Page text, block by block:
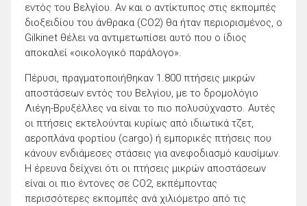
εντός του Βελγίου. Αν και ο αντίκτυπος στις εκπομπές
διοξειδίου του άνθρακα (CO2) θα ήταν περιορισμένος, ο
Gilkinet θέλει να αντιμετωπίσει αυτό που ο ίδιος
αποκαλεί «οικολογικό παράλογο».
Πέρυσι, πραγματοποιήθηκαν 1.800 πτήσεις μικρών
αποστάσεων εντός του Βελγίου, με το δρομολόγιο
Λιέγη-Βρυξέλλες να είναι το πιο πολυσύχναστο. Αυτές
οι πτήσεις εκτελούνται κυρίως από ιδιωτικά τζετ,
αεροπλάνα φορτίου (cargo) ή εμπορικές πτήσεις που
κάνουν ενδιάμεσες στάσεις για ανεφοδιασμό καυσίμων.
Η έρευνα δείχνει ότι οι πτήσεις μικρών αποστάσεων
είναι οι πιο έντονες σε CO2, εκπέμποντας
περισσότερες εκπομπές ανά χιλιόμετρο από τις